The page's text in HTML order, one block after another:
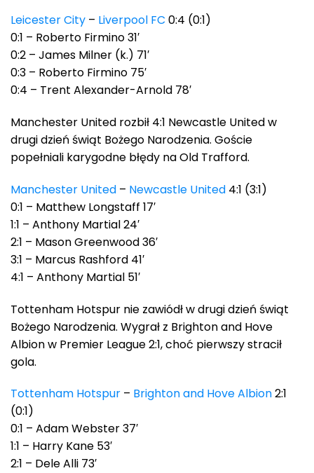
Leicester City – Liverpool FC 0:4 (0:1)
0:1 – Roberto Firmino 31′
0:2 – James Milner (k.) 71′
0:3 – Roberto Firmino 75′
0:4 – Trent Alexander-Arnold 78′
Manchester United rozbił 4:1 Newcastle United w
drugi dzień świąt Bożego Narodzenia. Goście
popełniali karygodne błędy na Old Trafford.
Manchester United – Newcastle United 4:1 (3:1)
0:1 – Matthew Longstaff 17′
1:1 – Anthony Martial 24′
2:1 – Mason Greenwood 36′
3:1 – Marcus Rashford 41′
4:1 – Anthony Martial 51′
Tottenham Hotspur nie zawiódł w drugi dzień świąt
Bożego Narodzenia. Wygrał z Brighton and Hove
Albion w Premier League 2:1, choć pierwszy stracił
gola.
Tottenham Hotspur – Brighton and Hove Albion2:1
(0:1)
0:1 – Adam Webster 37′
1:1 – Harry Kane 53′
2:1 – Dele Alli 73′